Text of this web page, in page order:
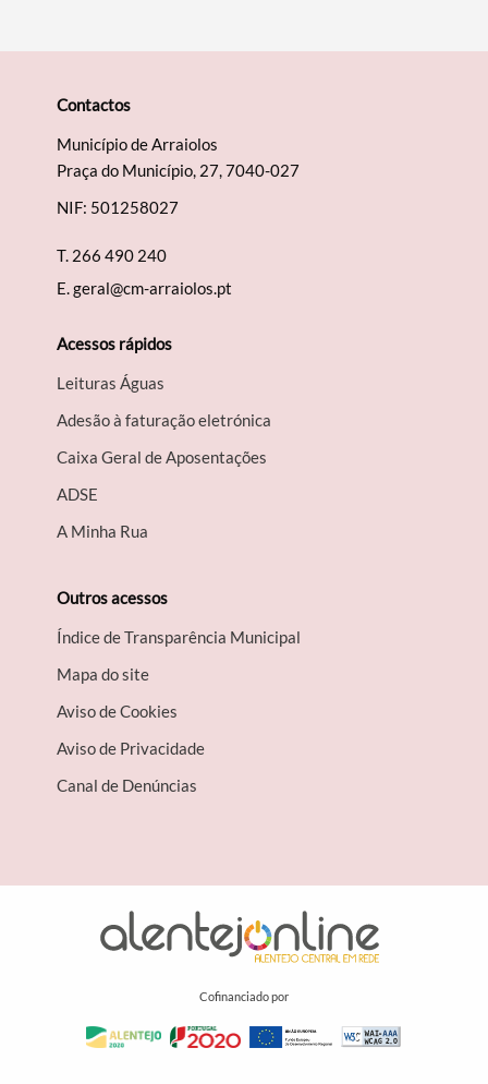
Contactos
Município de Arraiolos
Praça do Município, 27, 7040-027
NIF: 501258027
T. 266 490 240
E.geral@cm-arraiolos.pt
Acessos rápidos
Leituras Águas
Adesão à faturação eletrónica
Caixa Geral de Aposentações
A​DSE
A Minha Rua
Outros acessos
Índice de Transparência Municipal
Mapa do site
Aviso de Cookies
Aviso de Privacidade
Canal de Denúncias
Cofinanciado por